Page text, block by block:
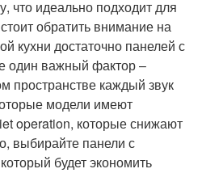
что идеально подходит для
обратить внимание на
кухни достаточно панелей с
один важный фактор –
пространстве каждый звук
модели имеют
operation, которые снижают
выбирайте панели с
будет экономить